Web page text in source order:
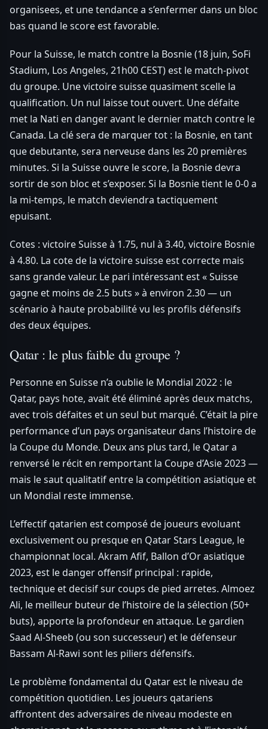
organisees, et une tendance a s’enfermer dans un bloc
bas quand le score est favorable.
Pour la Suisse, le match contre la Bosnie (18 juin, SoFi
Stadium, Los Angeles, 21h00 CEST) est le match-pivot
du groupe. Une victoire suisse quasiment scelle la
qualification. Un nul laisse tout ouvert. Une défaite
met la Nati en danger avant le dernier match contre le
Canada. La clé sera de marquer tot : la Bosnie, en tant
que debutante, sera nerveuse dans les 20 premières
minutes. Si la Suisse ouvre le score, la Bosnie devra
sortir de son bloc et s’exposer. Si la Bosnie tient le 0-0 a
la mi-temps, le match deviendra tactiquement
epuisant.
Cotes : victoire Suisse à 1.75, nul à 3.40, victoire Bosnie
à 4.80. La cote de la victoire suisse est correcte mais
sans grande valeur. Le pari intéressant est « Suisse
gagne et moins de 2.5 buts » à environ 2.30 — un
scénario à haute probabilité vu les profils défensifs
des deux équipes.
Qatar : le plus faible du groupe ?
Personne en Suisse n’a oublie le Mondial 2022 : le
Qatar, pays hote, avait été éliminé après deux matchs,
avec trois défaites et un seul but marqué. C’était la pire
performance d’un pays organisateur dans l’histoire de
la Coupe du Monde. Deux ans plus tard, le Qatar a
renversé le récit en remportant la Coupe d’Asie 2023 —
mais le saut qualitatif entre la compétition asiatique et
un Mondial reste immense.
L’effectif qatarien est composé de joueurs evoluant
exclusivement ou presque en Qatar Stars League, le
championnat local. Akram Afif, Ballon d’Or asiatique
2023, est le danger offensif principal : rapide,
technique et decisif sur coups de pied arretes. Almoez
Ali, le meilleur buteur de l’histoire de la sélection (50+
buts), apporte la profondeur en attaque. Le gardien
Saad Al-Sheeb (ou son successeur) et le défenseur
Bassam Al-Rawi sont les piliers défensifs.
Le problème fondamental du Qatar est le niveau de
compétition quotidien. Les joueurs qatariens
affrontent des adversaires de niveau modeste en